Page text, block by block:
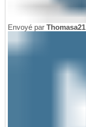
Envoyé par Thomasa21